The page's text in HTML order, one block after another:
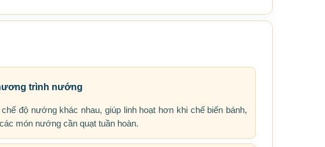
trình nướng
độ nướng khác nhau, giúp linh hoạt hơn khi chế biến bánh,
món nướng cần quạt tuần hoàn.